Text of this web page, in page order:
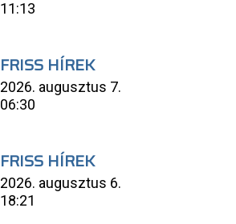
11:13
FRISS HÍREK
2026. augusztus 7.
06:30
FRISS HÍREK
2026. augusztus 6.
18:21